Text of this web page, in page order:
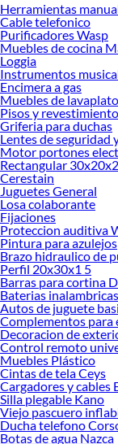
Desde remodelaciones
tus ideas realidad.
Cierres Perimetrales!
Explora la variedad
Herramientas,
renovación de espacios.
ofrecerte!
Encuentra una amplia
Sodimac. Encuentra
decoración. ¡Visítanos y
Herramientas
Cable telefonico
Purificadores Wasp
Muebles de cocina
Loggia
Instrumentos
Encimera a gas
Muebles de
Pisos y
Griferia para duchas
Lentes de seguridad
Motor portones
Rectangular 30x20x2
Cerestain
Juguetes General
Losa colaborante
Fijaciones
Proteccion auditiva
Pintura para azulejos
Brazo hidraulico de
Perfil 20x30x1 5
Barras para cortina
Baterias
Autos de juguete
Complementos para
Decoracion de
Control remoto
Muebles Plástico
Cintas de tela Ceys
Cargadores y cables
Silla plegable Kano
Viejo pascuero
Ducha telefono
Botas de agua Nazca